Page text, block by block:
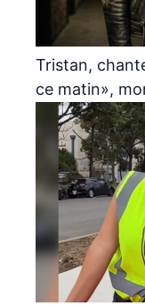
Tristan,
ce matin»,